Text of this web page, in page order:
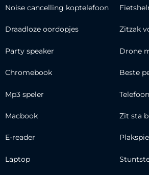
Noise cancelling koptelefoon
Draadloze oordopjes
Party speaker
Chromebook
Mp3 speler
Macbook
E-reader
Laptop
Zitzak
Drone
Beste
Zit sta